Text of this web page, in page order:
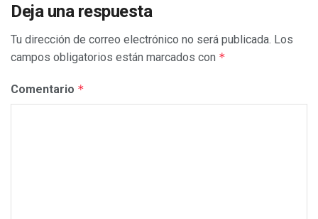
Deja una respuesta
Tu dirección de correo electrónico no será publicada. Los
campos obligatorios están marcados con *
Comentario *